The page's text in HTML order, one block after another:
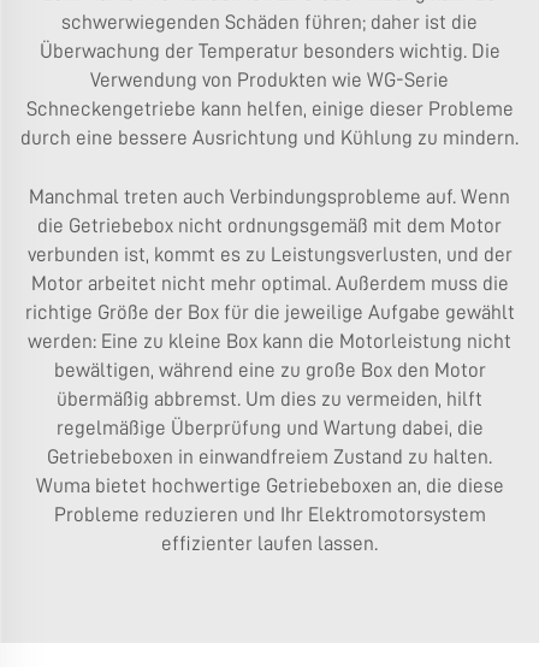
schwerwiegenden Schäden führen; daher ist die
Überwachung der Temperatur besonders wichtig. Die
Verwendung von Produkten wie WG-Serie
Schneckengetriebe kann helfen, einige dieser Probleme
durch eine bessere Ausrichtung und Kühlung zu mindern.
Manchmal treten auch Verbindungsprobleme auf. Wenn
die Getriebebox nicht ordnungsgemäß mit dem Motor
verbunden ist, kommt es zu Leistungsverlusten, und der
Motor arbeitet nicht mehr optimal. Außerdem muss die
richtige Größe der Box für die jeweilige Aufgabe gewählt
werden: Eine zu kleine Box kann die Motorleistung nicht
bewältigen, während eine zu große Box den Motor
übermäßig abbremst. Um dies zu vermeiden, hilft
regelmäßige Überprüfung und Wartung dabei, die
Getriebeboxen in einwandfreiem Zustand zu halten.
Wuma bietet hochwertige Getriebeboxen an, die diese
Probleme reduzieren und Ihr Elektromotorsystem
effizienter laufen lassen.